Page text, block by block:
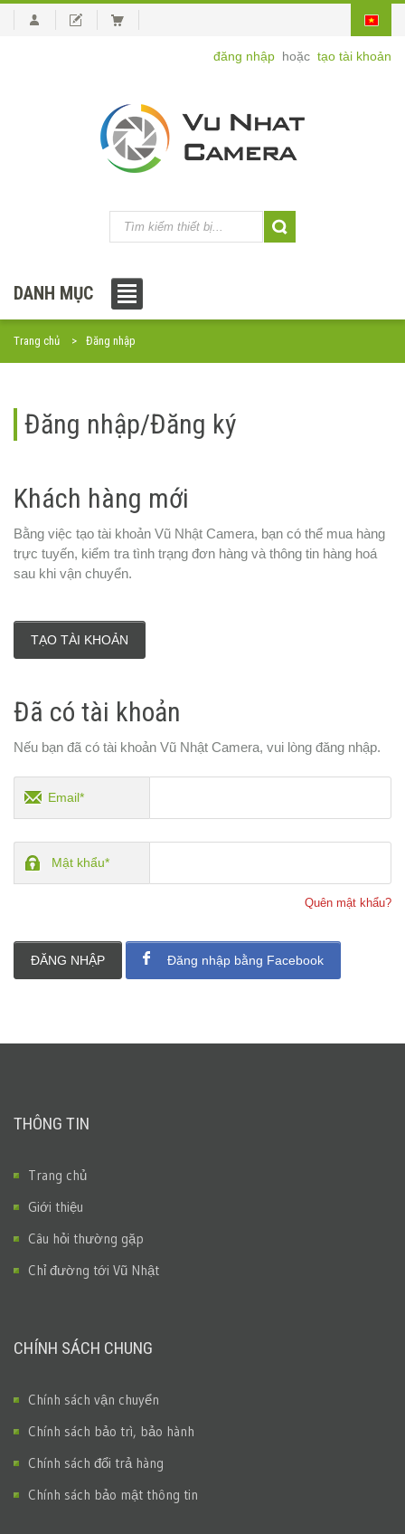
đăng nhập hoặc tạo tài khoản
DANH MỤC
Trang chủ Đăng nhập
Đăng nhập/Đăng ký
Khách hàng mới
Bằng việc tạo tài khoản Vũ Nhật Camera, bạn có thể mua hàng
trực tuyến, kiểm tra tình trạng đơn hàng và thông tin hàng hoá
sau khi vận chuyển.
TẠO TÀI KHOẢN
Đã có tài khoản
Nếu bạn đã có tài khoản Vũ Nhật Camera, vui lòng đăng nhập.
Email*
Mật khẩu*
Quên mật khẩu?
ĐĂNG NHẬP Đăng nhập bằng Facebook
THÔNG TIN
Trang chủ
Giới thiệu
Câu hỏi thường gặp
Chỉ đường tới Vũ Nhật
CHÍNH SÁCH CHUNG
Chính sách vận chuyển
Chính sách bảo trì, bảo hành
Chính sách đổi trả hàng
Chính sách bảo mật thông tin